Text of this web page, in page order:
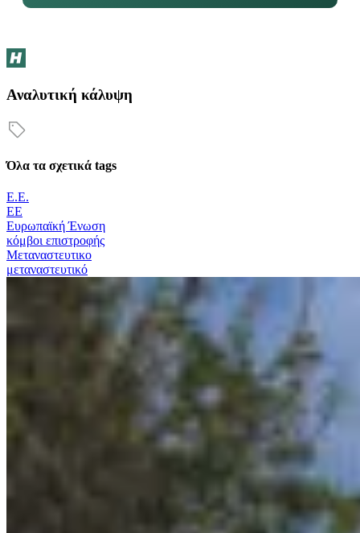
Αναλυτική κάλυψη
Όλα τα σχετικά tags
Ε.Ε.
ΕΕ
Ευρωπαϊκή Ένωση
κόμβοι επιστροφής
Μεταναστευτικο
μεταναστευτικό